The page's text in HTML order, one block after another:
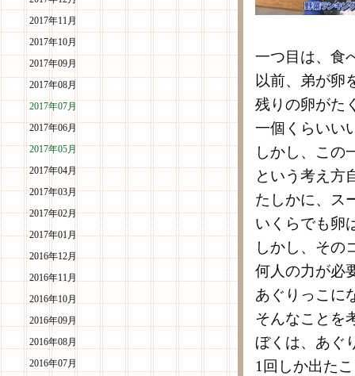
2017年11月
2017年10月
2017年09月
2017年08月
2017年07月
2017年06月
2017年05月
2017年04月
2017年03月
2017年02月
2017年01月
2016年12月
2016年11月
2016年10月
2016年09月
2016年08月
2016年07月
一つ目は、食
以前、弟が卵
残りの卵がた
一個くらいい
しかし、この
という考え方
たしかに、ス
いくらでも卵
しかし、その
何人の力が必
あぐりっこに
そんなことを
ぼくは、あぐ
1回しか出た